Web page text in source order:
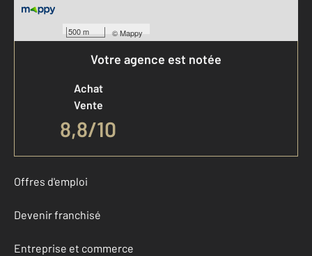
500 m ©Mappy
Votre agence est notée
Achat
Vente
8,8/10
Offres d'emploi
Devenir franchisé
Entreprise et commerce